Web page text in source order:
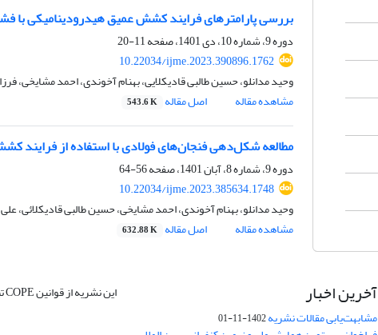
بررسی پارامترهای فرایند کشش عمیق هیدرودینامیکی با
دوره 9، شماره 10، دی 1401، صفحه
11-20
10.22034/ijme.2023.390896.1762
وحید مدانلو، حسین طالبی قادیکلایی، بهنام آخوندی، احمد مشایخی،
مشاهده مقاله
اصل مقاله 543.6 K
مطالعه شکل‌دهی فنجان‌های فولادی با استفاده از فرایند
دوره 9، شماره 8، آبان 1401، صفحه
56-64
10.22034/ijme.2023.385634.1748
وحید مدانلو، بهنام آخوندی، احمد مشایخی، حسین طالبی قادیکلائی،
مشاهده مقاله
اصل مقاله 632.88 K
آخرین اخبار
مشابهت‌یابی مقالات نشریه1402-11-01
این نشریه از قوانین COPE تبعیت میکند.